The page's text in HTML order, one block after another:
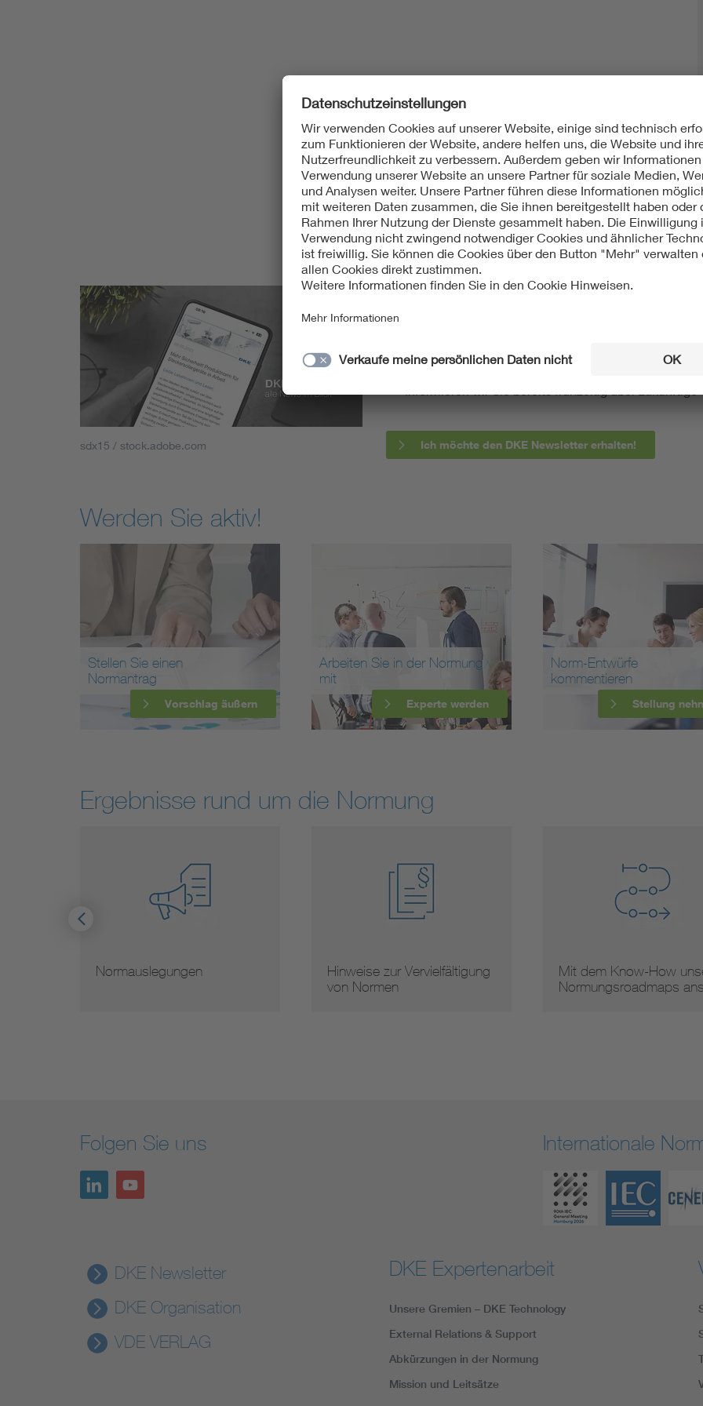
sdx15 / stock.adobe.com
fassen wir die wichtigsten Entwicklungen in der
berichten wir über aktuelle Arbeitsergebnisse,
informieren wir Sie bereits frühzeitig über zukünftige
Ich möchte den DKE Newsletter erhalten!
Werden Sie aktiv!
Stellen Sie einen
Normantrag
Vorschlag äußern
Arbeiten Sie in der Normung
mit
Experte werden
Norm-Entwürfe
kommentieren
Stellung
Ergebnisse rund um die Normung
Hinweise zur Vervielfältigung
Mit dem Know-How unserer
Normungsroadmaps ans …
Arbeitsergebnisse
Folgen Sie uns Internationale
DKE Newsletter
DKE Organisation
VDE VERLAG
DKE Expertenarbeit
Unsere Gremien – DKE Technology
External Relations & Support
Abkürzungen in der Normung
Mission und Leitsätze